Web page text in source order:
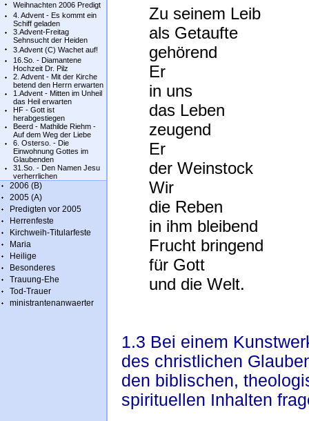
Weihnachten 2006 Predigt
4. Advent - Es kommt ein
Schiff geladen
3.Advent-Freitag
Sehnsucht der Heiden
3.Advent (C) Wachet auf!
16.So. - Diamantene
Hochzeit Dr. Pilz
2. Advent - Mit der Kirche
betend den Herrn erwarten
1.Advent - Mitten im Unheil
das Heil erwarten
HF - Gott ist
herabgestiegen
Beerd - Mathilde Riehm -
Auf dem Weg der Liebe
6. Osterso. - Die
Einwohnung Gottes im
Glaubenden
31.So. - Den Namen Jesu
verherrlichen
2006 (B)
2005 (A)
Predigten vor 2005
Herrenfeste
Kirchweih-Titularfeste
Maria
Heilige
Besonderes
Trauung-Ehe
Tod-Trauer
ministrantenanwaerter
Zu seinem Leib
als Getaufte
gehörend
Er
in uns
das Leben
zeugend
Er
der Weinstock
Wir
die Reben
in ihm bleibend
Frucht bringend
für Gott
und die Welt.
1.3 Bei einem
des christlichen
den biblischen,
spirituellen Inhalten